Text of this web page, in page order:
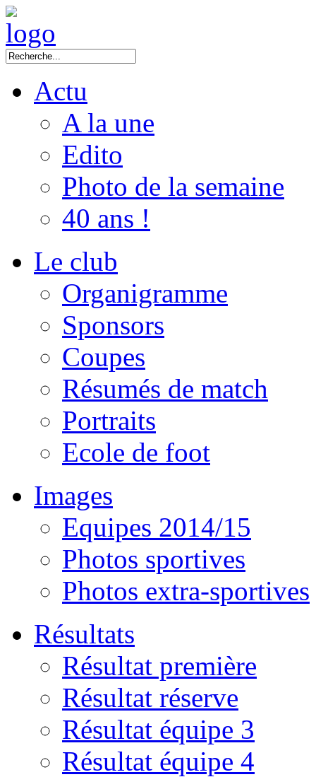
Actu
A la une
Edito
Photo de la semaine
40 ans !
Le club
Organigramme
Sponsors
Coupes
Résumés de match
Portraits
Ecole de foot
Images
Equipes 2014/15
Photos sportives
Photos extra-sportives
Résultats
Résultat première
Résultat réserve
Résultat équipe 3
Résultat équipe 4